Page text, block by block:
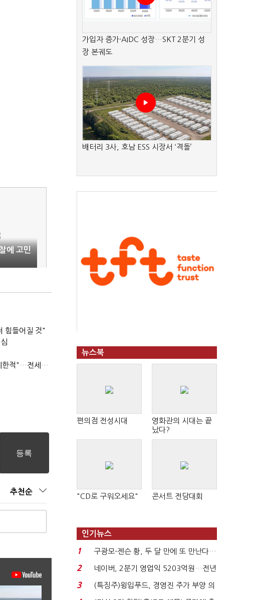
에 고민
힘들어질 것"
(부동산 세제 개편)"절세 매물 늘어도 집값 하락 제한적"…전세난·양극화 심화 우려
추천순
가입자 증가·AIDC 성장…SKT 2분기 성
장 본궤도
배터리 3사, 호남 ESS 시장서 ‘격돌’
뉴스북
편의점 전성시대
영화관의 시대는 끝
났다?
"CD로 구워오세요" 콘서트 전당대회
인기뉴스
1
구광모-젠슨 황, 두 달 만에 또 만난다…
로봇·AI 등 논...
2
네이버, 2분기 영업익 5203억원…전년
비 0.2% 감소...
3
(특징주)윙입푸드, 경영진 주가 부양 의
지에 상한가...